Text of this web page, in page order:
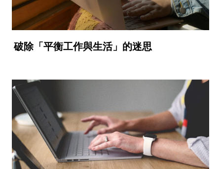
破除「平衡工作與生活」的迷思